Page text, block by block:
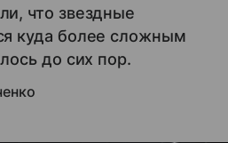
что звездные
куда более сложным
до сих пор.